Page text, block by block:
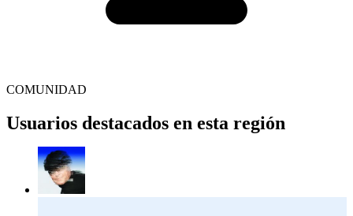
COMUNIDAD
Usuarios destacados en esta región